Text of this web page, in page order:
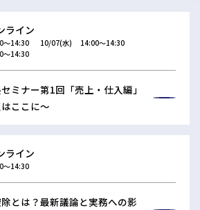
ライン
〜14:30 10/07(水) 14:00〜14:30
〜14:30
ミナー第1回「売上・仕入編」
ここに～
ライン
〜14:30
とは？最新議論と実務への影